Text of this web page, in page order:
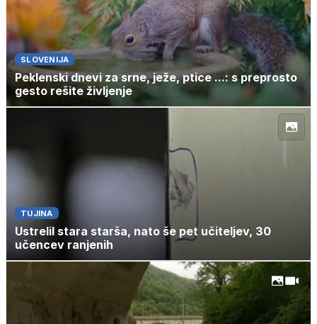
SLOVENIJA
Peklenski dnevi za srne, ježe, ptice ...: s preprosto
gesto rešite življenje
TUJINA
Ustrelil stara starša, nato še pet učiteljev, 30
učencev ranjenih